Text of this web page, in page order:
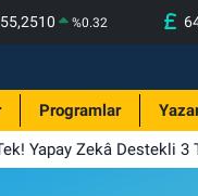
55,2510 %0.32
Programlar
Yapay Zekâ Destekli 3